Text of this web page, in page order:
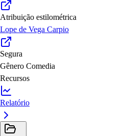
Atribuição estilométrica
Lope de Vega Carpio
Segura
Gênero Comedia
Recursos
Relatório